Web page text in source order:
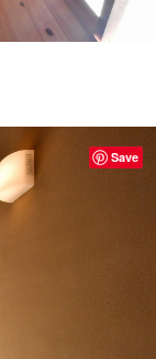
Save